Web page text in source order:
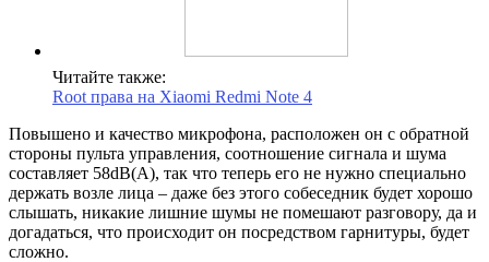
Читайте также:
Root права на Xiaomi Redmi Note 4
Повышено и качество микрофона, расположен он с обратной
стороны пульта управления, соотношение сигнала и шума
составляет 58dB(A), так что теперь его не нужно специально
держать возле лица – даже без этого собеседник будет хорошо
слышать, никакие лишние шумы не помешают разговору, да и
догадаться, что происходит он посредством гарнитуры, будет
сложно.